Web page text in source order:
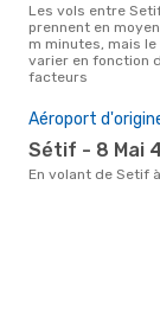
Les vols entre Setif et Tunis
prennent en
m minutes, mais
varier en fonction
facteurs
Aéroport
Sétif - 8 Mai
En volant de Setif